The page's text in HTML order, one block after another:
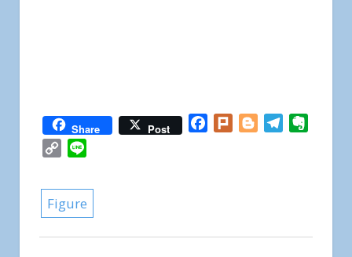
Share Post Facebook
Plurk BloggerTelegram
Copy
Figure